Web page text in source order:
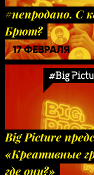
#непродано. С
Брют?
17 ФЕВРАЛЯ
#Big
Big Picture
«Креативные
где они?»